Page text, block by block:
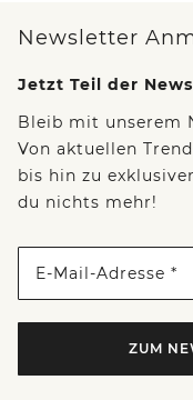
Newsletter
Jetzt Teil der
Bleib mit unserem
Von aktuellen
bis hin zu
du nichts mehr!
E-Mail-Adresse *
ZUM